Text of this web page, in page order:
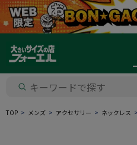
TOP メンズ アクセサリー ネックレス